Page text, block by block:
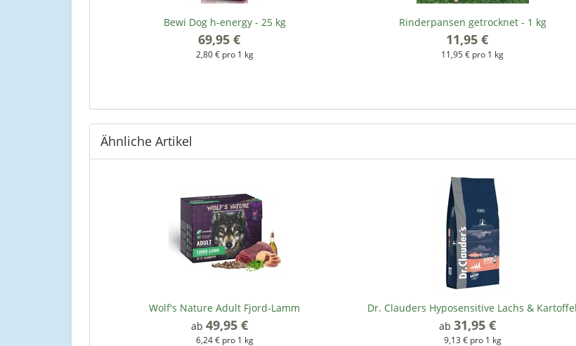
Bewi Dog h-energy - 25 kg
69,95 €
2,80 € pro 1 kg
Rinderpansen getrocknet - 1 kg
11,95 €
11,95 € pro 1 kg
Ähnliche Artikel
Wolf's Nature Adult Fjord-Lamm
ab 49,95 €
6,24 € pro 1 kg
Dr. Clauders Hyposensitive Lachs & Kartoffel
ab 31,95 €
9,13 € pro 1 kg